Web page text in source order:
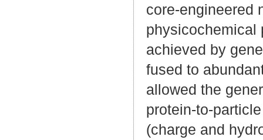
core-engineered
physicochemical
achieved by
fused to
allowed the
protein-to-
(charge and